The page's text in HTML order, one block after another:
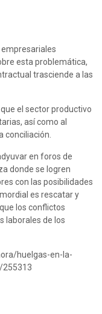
empresariales
esta problemática,
trasciende a las
el sector productivo
así como al
conciliación.
en foros de
donde se logren
con las posibilidades
es rescatar y
los conflictos
laborales de los
huelgas-en-la-
255313